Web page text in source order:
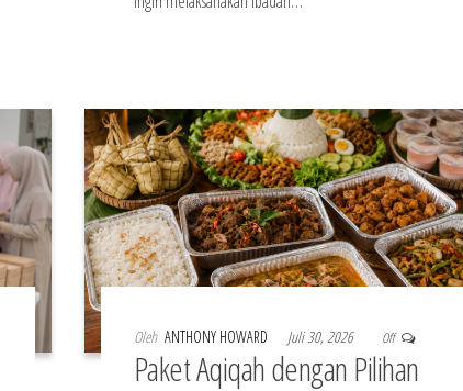
Oleh ANTHONY HOWARD Juli 30, 2026 Off
Paket Aqiqah dengan Pilihan